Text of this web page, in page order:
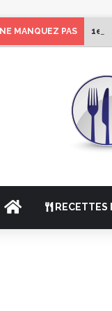
NE MANQUEZ PAS 1er
ACCUEILRECETTES